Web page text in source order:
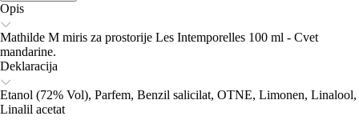
Opis
Mathilde M miris za prostorije Les Intemporelles 100 ml - Cvet
mandarine.
Deklaracija
Etanol (72% Vol), Parfem, Benzil salicilat, OTNE, Limonen, Linalool,
Linalil acetat